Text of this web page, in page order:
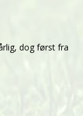
dog først fra